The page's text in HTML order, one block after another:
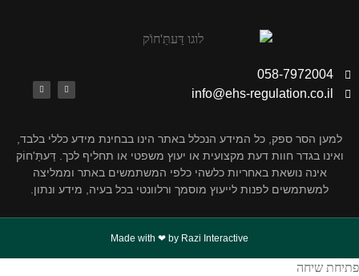
058-7972004
info@ehs-regulation.co.il
למען הסר ספק, כל המידע הנכלל באתר הינו בבחינת מידע כללי בלבד,
ואינו בגדר חוות דעת מקצועית או יעוץ משפטי או תחליף לכך. דַּעתַּ'חוֹק
אינה נושאת באחריות כלשהי כלפי המשתמשים באתר וממליצה
למשתמשים לפנות לייעוץ מוסמך ורלוונטי בכל בעיה, מידע ונתון.
Made with ❤ by Razi Interactive
פתיחת שיחה